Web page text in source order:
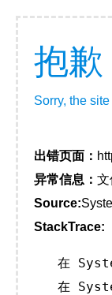
抱
Sorry, the
出错页面：
异常信息： 文
Source:
StackTrace:
在
在